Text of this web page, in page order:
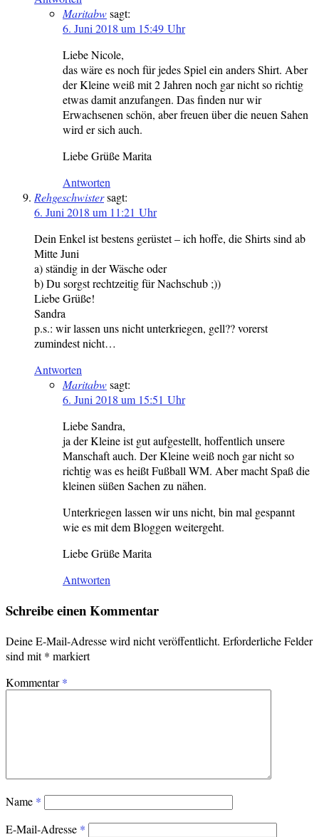
Maritabwsagt:
6. Juni 2018 um 15:49 Uhr
Liebe Nicole,
das wäre es noch für jedes Spiel ein anders Shirt. Aber
der Kleine weiß mit 2 Jahren noch gar nicht so richtig
etwas damit anzufangen. Das finden nur wir
Erwachsenen schön, aber freuen über die neuen Sahen
wird er sich auch.
Liebe Grüße Marita
Antworten
Rehgeschwistersagt:
6. Juni 2018 um 11:21 Uhr
Dein Enkel ist bestens gerüstet – ich hoffe, die Shirts sind ab
Mitte Juni
a) ständig in der Wäsche oder
b) Du sorgst rechtzeitig für Nachschub ;))
Liebe Grüße!
Sandra
p.s.: wir lassen uns nicht unterkriegen, gell?? vorerst
zumindest nicht…
Antworten
Maritabwsagt:
6. Juni 2018 um 15:51 Uhr
Liebe Sandra,
ja der Kleine ist gut aufgestellt, hoffentlich unsere
Manschaft auch. Der Kleine weiß noch gar nicht so
richtig was es heißt Fußball WM. Aber macht Spaß die
kleinen süßen Sachen zu nähen.
Unterkriegen lassen wir uns nicht, bin mal gespannt
wie es mit dem Bloggen weitergeht.
Liebe Grüße Marita
Antworten
Schreibe einen Kommentar
Deine E-Mail-Adresse wird nicht veröffentlicht. Erforderliche Felder
sind mit* markiert
Kommentar*
Name *
E-Mail-Adresse *